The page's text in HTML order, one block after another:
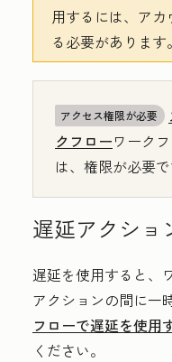
用するには、ア
る必要があります。
アクセス権限が必要
クフローワーク
は、権限が必要で
遅延アクショ
遅延を使用すると、
アクションの間に一
フローで遅延を使用
ください。